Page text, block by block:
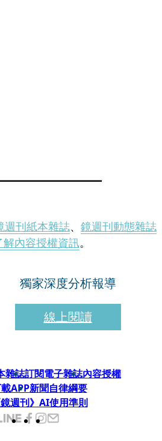
週刊紙本雜誌、 鏡週刊動態雜誌
解內容授權資訊。
獨家深度分析報導
線上閱讀
雜誌訂閱電子雜誌內容授權
APP新聞自律綱要
鏡週刊》AI使用準則